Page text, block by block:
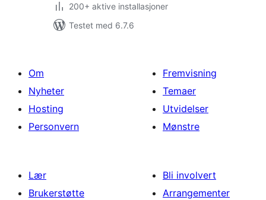
200+ aktive installasjoner
Testet med 6.7.6
Om
Nyheter
Hosting
Personvern
Fremvisning
Temaer
Utvidelser
Mønstre
Lær
Brukerstøtte
Bli involvert
Arrangementer